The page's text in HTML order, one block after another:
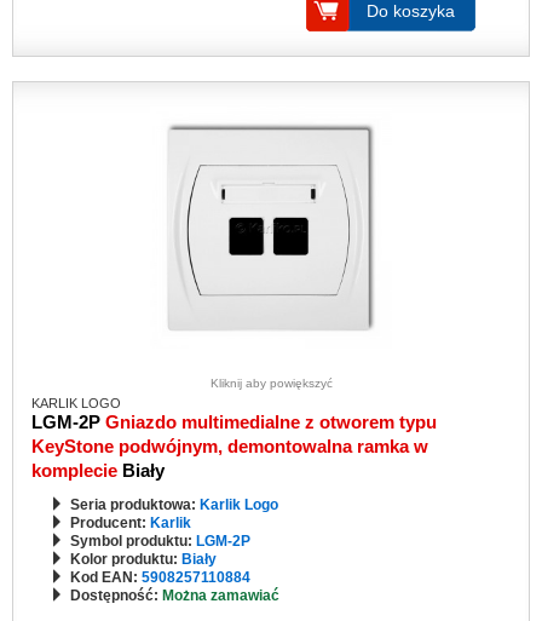
Do koszyka
Kliknij aby powiększyć
KARLIK LOGO
LGM-2P Gniazdo multimedialne z otworem typu
KeyStone podwójnym, demontowalna ramka w
komplecie Biały
Seria produktowa: Karlik Logo
Producent: Karlik
Symbol produktu: LGM-2P
Kolor produktu: Biały
Kod EAN: 5908257110884
Dostępność: Można zamawiać